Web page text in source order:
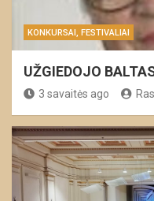
KONKURSAI, FESTIVALIAI
UŽGIEDOJO
3 savaitės ago